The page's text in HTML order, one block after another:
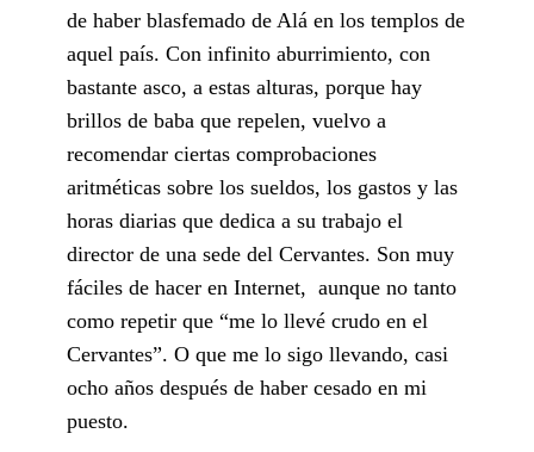
de haber blasfemado de Alá en los templos de
aquel país. Con infinito aburrimiento, con
bastante asco, a estas alturas, porque hay
brillos de baba que repelen, vuelvo a
recomendar ciertas comprobaciones
aritméticas sobre los sueldos, los gastos y las
horas diarias que dedica a su trabajo el
director de una sede del Cervantes. Son muy
fáciles de hacer en Internet, aunque no tanto
como repetir que “me lo llevé crudo en el
Cervantes”. O que me lo sigo llevando, casi
ocho años después de haber cesado en mi
puesto.